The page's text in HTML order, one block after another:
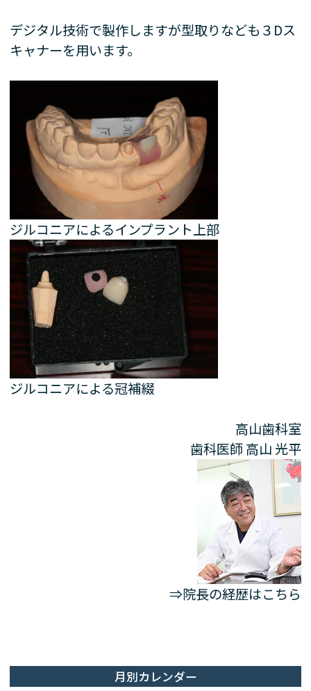
デジタル技術で製作しますが型取りなども３Dス
キャナーを用います。
ジルコニアによるインプラント上部
ジルコニアによる冠補綴
高山歯科室
歯科医師高山 光平
⇒院長の経歴はこちら
月別カレンダー